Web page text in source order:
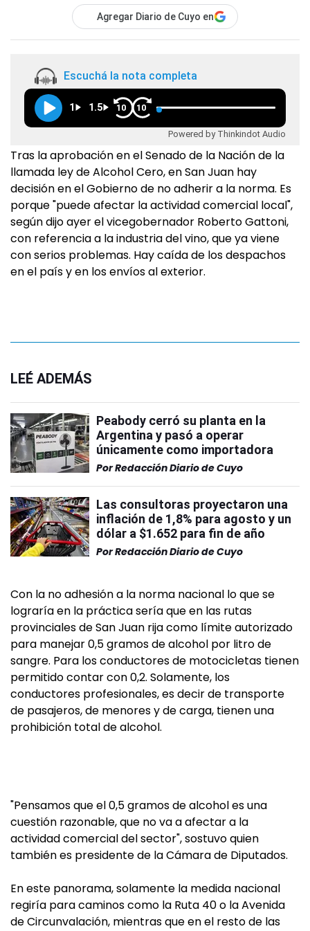
Agregar Diario de Cuyo en
Escuchá la nota completa
1 1.5 10 10
Powered by Thinkindot Audio
Tras la aprobación en el Senado de la Nación de la
llamada ley de Alcohol Cero, en San Juan hay
decisión en el Gobierno de no adherir a la norma. Es
porque "puede afectar la actividad comercial local",
según dijo ayer el vicegobernador Roberto Gattoni,
con referencia a la industria del vino, que ya viene
con serios problemas. Hay caída de los despachos
en el país y en los envíos al exterior.
LEÉ ADEMÁS
Peabody cerró su planta en la
Argentina y pasó a operar
únicamente como importadora
PorRedacción Diario de Cuyo
Las consultoras proyectaron una
inflación de 1,8% para agosto y un
dólar a $1.652 para fin de año
PorRedacción Diario de Cuyo
Con la no adhesión a la norma nacional lo que se
lograría en la práctica sería que en las rutas
provinciales de San Juan rija como límite autorizado
para manejar 0,5 gramos de alcohol por litro de
sangre. Para los conductores de motocicletas tienen
permitido contar con 0,2. Solamente, los
conductores profesionales, es decir de transporte
de pasajeros, de menores y de carga, tienen una
prohibición total de alcohol.
"Pensamos que el 0,5 gramos de alcohol es una
cuestión razonable, que no va a afectar a la
actividad comercial del sector", sostuvo quien
también es presidente de la Cámara de Diputados.
En este panorama, solamente la medida nacional
regiría para caminos como la Ruta 40 o la Avenida
de Circunvalación, mientras que en el resto de las